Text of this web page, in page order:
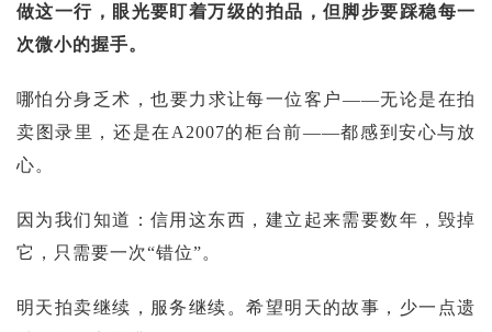
做这一行，眼光要盯着万级的拍品，但脚步要踩稳每一
次微小的握手。
哪怕分身乏术，也要力求让每一位客户——无论是在拍
卖图录里，还是在A2007的柜台前——都感到安心与放
心。
因为我们知道：信用这东西，建立起来需要数年，毁掉
它，只需要一次“错位”。
明天拍卖继续，服务继续。希望明天的故事，少一点遗